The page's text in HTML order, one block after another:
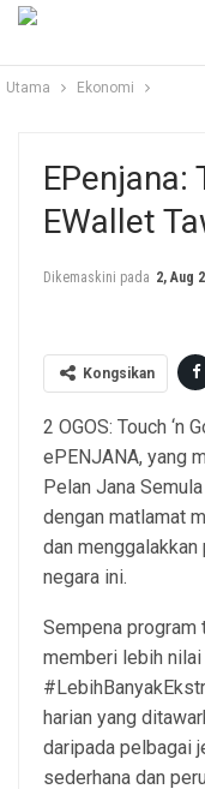
Utama Ekonomi
EPenjana:
EWallet
Dikemaskini pada 2, Aug
Kongsikan
2 OGOS: Touch ‘n
ePENJANA, yang
Pelan Jana
dengan matlamat
dan
negara ini.
Sempena program
memberi lebih nilai
harian yang
daripada pelbagai
sederhana dan